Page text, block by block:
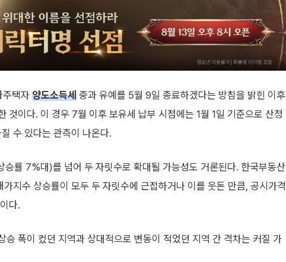
주택자 양도소득세 중과 유예를 5월 9일 종료하겠다는 방침을 밝힌 이후
것이다. 이 경우 7월 이후 보유세 납부 시점에는 1월 1일 기준으로 산정
수 있다는 관측이 나온다.
률 7%대)를 넘어 두 자릿수로 확대될 가능성도 거론된다. 한국부동산
지수 상승률이 모두 두 자릿수에 근접하거나 이를 웃돈 만큼, 공시가격
다.
승 폭이 컸던 지역과 상대적으로 변동이 적었던 지역 간 격차는 커질 가